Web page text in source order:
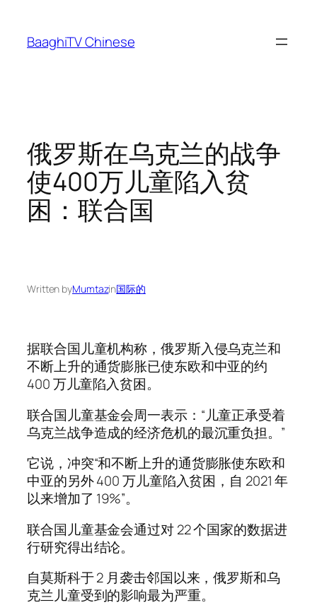
content
BaaghiTV Chinese
俄罗斯在乌克兰的战争
使400万儿童陷入贫
困：联合国
Written byMumtazin国际的
据联合国儿童机构称，俄罗斯入侵乌克兰和
不断上升的通货膨胀已使东欧和中亚的约
400 万儿童陷入贫困。
联合国儿童基金会周一表示：“儿童正承受着
乌克兰战争造成的经济危机的最沉重负担。”
它说，冲突“和不断上升的通货膨胀使东欧和
中亚的另外 400 万儿童陷入贫困，自 2021 年
以来增加了 19%”。
联合国儿童基金会通过对 22 个国家的数据进
行研究得出结论。
自莫斯科于 2 月袭击邻国以来，俄罗斯和乌
克兰儿童受到的影响最为严重。